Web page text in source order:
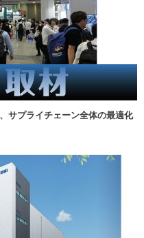
サプライチェーン全体の最適化